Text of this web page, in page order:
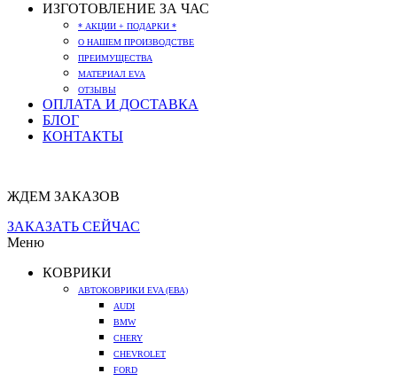
ИЗГОТОВЛЕНИЕ ЗА ЧАС
* АКЦИИ + ПОДАРКИ *
О НАШЕМ ПРОИЗВОДСТВЕ
ПРЕИМУЩЕСТВА
МАТЕРИАЛ EVA
ОТЗЫВЫ
ОПЛАТА И ДОСТАВКА
БЛОГ
КОНТАКТЫ
ЖДЕМ ЗАКАЗОВ
ЗАКАЗАТЬ СЕЙЧАС
Меню
КОВРИКИ
АВТОКОВРИКИ EVA (ЕВА)
AUDI
BMW
CHERY
CHEVROLET
FORD